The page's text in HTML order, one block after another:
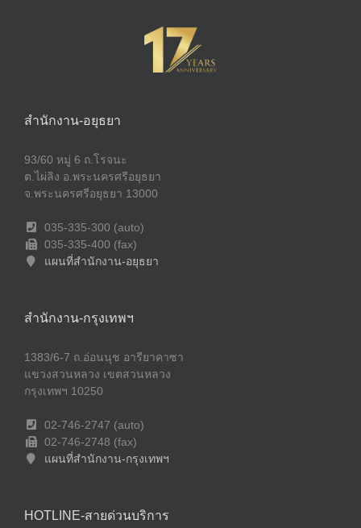
สำนักงาน-อยุธยา
93/60 หมู่ 6 ถ.โรจนะ
ต.ไผ่ลิง อ.พระนครศรีอยุธยา
จ.พระนครศรีอยุธยา 13000
035-335-300 (auto)
035-335-400 (fax)
แผนที่สำนักงาน-อยุธยา
สำนักงาน-กรุงเทพฯ
1383/6-7 ถ.อ่อนนุช อารียาคาซา
แขวงสวนหลวง เขตสวนหลวง
กรุงเทพฯ 10250
02-746-2747 (auto)
02-746-2748 (fax)
แผนที่สำนักงาน-กรุงเทพฯ
HOTLINE-สายด่วนบริการ